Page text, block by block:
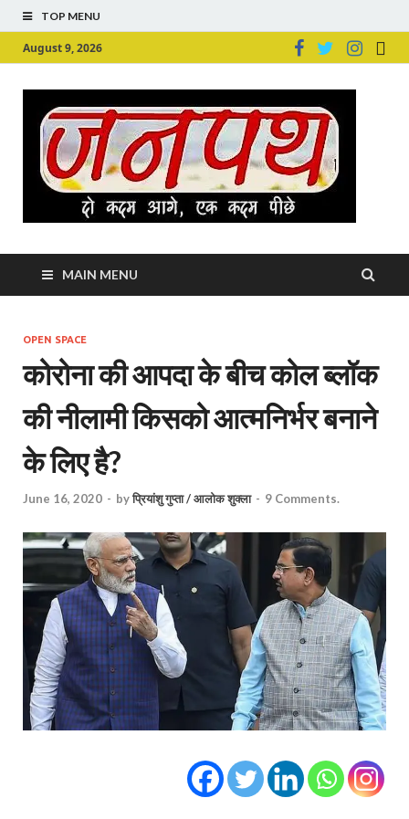
TOP MENU
August 9, 2026
MAIN MENU
OPEN SPACE
कोरोना की आपदा के बीच कोल ब्लॉक
की नीलामी किसको आत्मनिर्भर बनाने
के लिए है?
June 16, 2020 - byप्रियांशु गुप्ता / आलोक शुक्ला - 9 Comments.